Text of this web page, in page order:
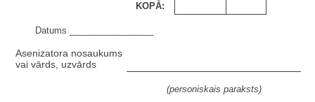
KOPĀ:
Datums _________________
Asenizatora nosaukums
vai vārds, uzvārds
(personiskais paraksts)